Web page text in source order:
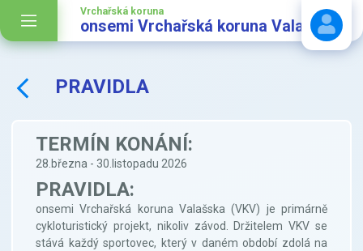
Vrchařská koruna
onsemi Vrchařská koruna Valašska
PRAVIDLA
TERMÍN KONÁNÍ:
28.března - 30.listopadu 2026
PRAVIDLA:
onsemi Vrchařská koruna Valašska (VKV) je primárně
cykloturistický projekt, nikoliv závod. Držitelem VKV se
stává každý sportovec, který v daném období zdolá na